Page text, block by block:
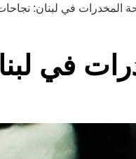
المخدرات في لبنان:
في